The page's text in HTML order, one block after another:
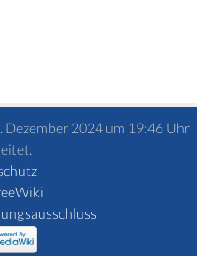
Dezember 2024 um 19:46 Uhr